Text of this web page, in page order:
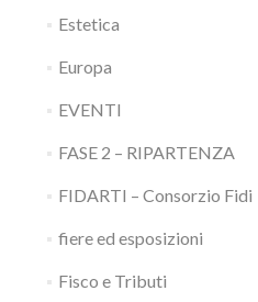
Estetica
Europa
EVENTI
FASE 2 – RIPARTENZA
FIDARTI – Consorzio Fidi
fiere ed esposizioni
Fisco e Tributi